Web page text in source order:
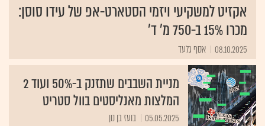
אקזיט למשקיעי ויזמי הסטארט-אפ של עידו סוסן:
מכרו 15% ב-750 מ' ד'
08.10.2025 אסף גלעד
מניית השבבים שתזנק ב-50% ועוד 2
המלצות מאנליסטים בוול סטריט
05.05.2025 בועז בן נון